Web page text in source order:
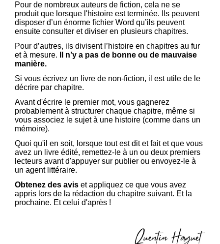
Pour de nombreux auteurs de fiction, cela ne se
produit que lorsque l'histoire est terminée. Ils peuvent
disposer d’un énorme fichier Word qu’ils peuvent
ensuite consulter et diviser en plusieurs chapitres.
Pour d’autres, ils divisent l’histoire en chapitres au fur
et à mesure.
Il n’y a pas de bonne ou de mauvaise
manière.
Si vous écrivez un livre de non-fiction, il est utile de le
décrire par chapitre.
Avant d'écrire le premier mot, vous gagnerez
probablement à structurer chaque chapitre, même si
vous associez le sujet à une histoire (comme dans un
mémoire).
Quoi qu'il en soit, lorsque tout est dit et fait et que vous
avez un livre édité, remettez-le à un ou deux premiers
lecteurs avant d'appuyer sur publier ou envoyez-le à
un agent littéraire.
Obtenez des avis et appliquez ce que vous avez
appris lors de la rédaction du chapitre suivant. Et la
prochaine. Et celui d'après !